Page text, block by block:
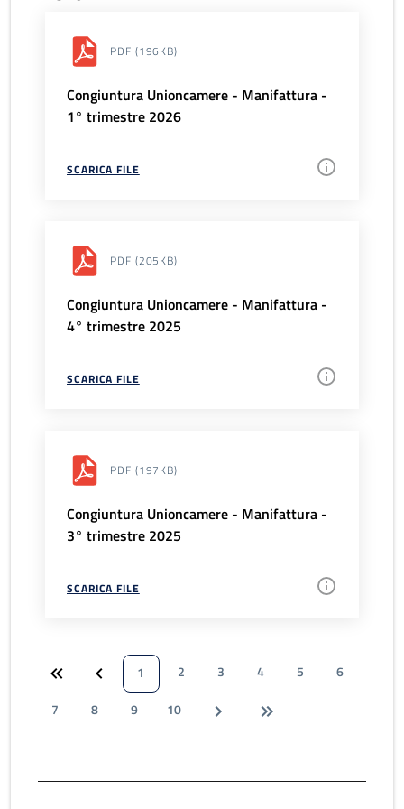
PDF (196KB)
Congiuntura Unioncamere - Manifattura -
1° trimestre 2026
SCARICA FILE
PDF (205KB)
Congiuntura Unioncamere - Manifattura -
4° trimestre 2025
SCARICA FILE
PDF (197KB)
Congiuntura Unioncamere - Manifattura -
3° trimestre 2025
SCARICA FILE
1 2 3 4 5
6
7
8 9 10